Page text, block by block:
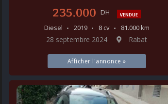
235.000 DH VENDUE
Diesel 2019 8 cv 81.000 km
28 septembre 2024 Rabat
Afficher l'annonce »